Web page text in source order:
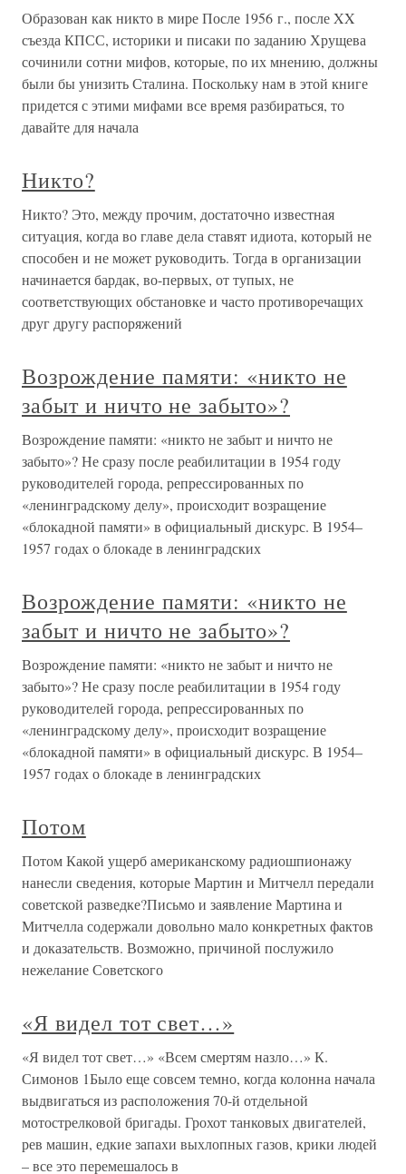
Образован как никто в мире После 1956 г., после XX
съезда КПСС, историки и писаки по заданию Хрущева
сочинили сотни мифов, которые, по их мнению, должны
были бы унизить Сталина. Поскольку нам в этой книге
придется с этими мифами все время разбираться, то
давайте для начала
Никто?
Никто? Это, между прочим, достаточно известная
ситуация, когда во главе дела ставят идиота, который не
способен и не может руководить. Тогда в организации
начинается бардак, во-первых, от тупых, не
соответствующих обстановке и часто противоречащих
друг другу распоряжений
Возрождение памяти: «никто не
забыт и ничто не забыто»?
Возрождение памяти: «никто не забыт и ничто не
забыто»? Не сразу после реабилитации в 1954 году
руководителей города, репрессированных по
«ленинградскому делу», происходит возращение
«блокадной памяти» в официальный дискурс. В 1954–
1957 годах о блокаде в ленинградских
Возрождение памяти: «никто не
забыт и ничто не забыто»?
Возрождение памяти: «никто не забыт и ничто не
забыто»? Не сразу после реабилитации в 1954 году
руководителей города, репрессированных по
«ленинградскому делу», происходит возращение
«блокадной памяти» в официальный дискурс. В 1954–
1957 годах о блокаде в ленинградских
Потом
Потом Какой ущерб американскому радиошпионажу
нанесли сведения, которые Мартин и Митчелл передали
советской разведке?Письмо и заявление Мартина и
Митчелла содержали довольно мало конкретных фактов
и доказательств. Возможно, причиной послужило
нежелание Советского
«Я видел тот свет…»
«Я видел тот свет…» «Всем смертям назло…» К.
Симонов 1Было еще совсем темно, когда колонна начала
выдвигаться из расположения 70-й отдельной
мотострелковой бригады. Грохот танковых двигателей,
рев машин, едкие запахи выхлопных газов, крики людей
– все это перемешалось в